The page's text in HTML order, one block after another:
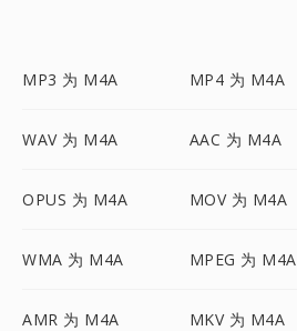
MP3 为 M4A MP4 为 M4A
WAV 为 M4A AAC 为 M4A
OPUS 为 M4A MOV 为 M4A
WMA 为 M4A MPEG 为 M4A
AMR 为 M4A MKV 为 M4A